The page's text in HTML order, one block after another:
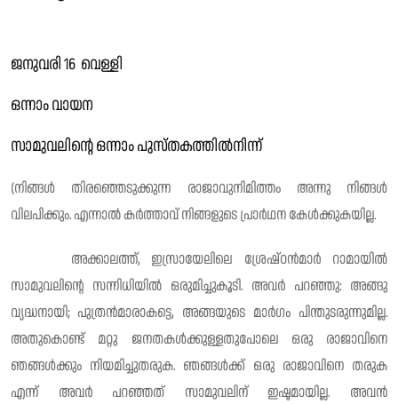
ജനുവരി 16 വെള്ളി
ഒന്നാം വായന
സാമുവലിന്റെ ഒന്നാം പുസ്‌തകത്തിൽനിന്ന്
(നിങ്ങൾ തിരഞ്ഞെടുക്കുന്ന രാജാവുനിമിത്തം അന്നു നിങ്ങൾ
വിലപിക്കും. എന്നാൽ കർത്താവ് നിങ്ങളുടെ പ്രാർഥന കേൾക്കുകയില്ല.
അക്കാലത്ത്, ഇസ്രായേലിലെ ശ്രേഷ്‌ഠൻമാർ റാമായിൽ
സാമുവലിന്റെ സന്നിധിയിൽ ഒരുമിച്ചുകൂടി. അവർ പറഞ്ഞു: അങ്ങു
വ്യദ്ധനായി; പുത്രൻമാരാകട്ടെ, അങ്ങയുടെ മാർഗം പിന്തുടരുന്നുമില്ല.
അതുകൊണ്ട് മറ്റു ജനതകൾക്കുള്ളതുപോലെ ഒരു രാജാവിനെ
ഞങ്ങൾക്കും നിയമിച്ചുതരുക. ഞങ്ങൾക്ക് ഒരു രാജാവിനെ തരുക
എന്ന് അവർ പറഞ്ഞത് സാമുവലിന് ഇഷ്ടമായില്ല. അവൻ